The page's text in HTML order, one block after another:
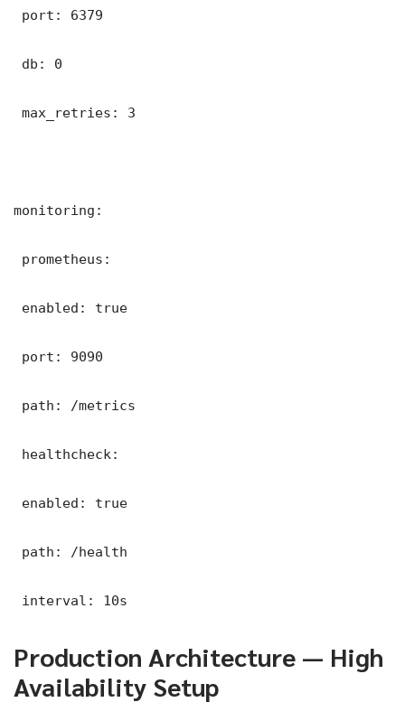
port: 6379
db: 0
max_retries: 3
monitoring:
prometheus:
enabled: true
port: 9090
path: /metrics
healthcheck:
enabled: true
path: /health
interval: 10s
Production Architecture — High
Availability Setup